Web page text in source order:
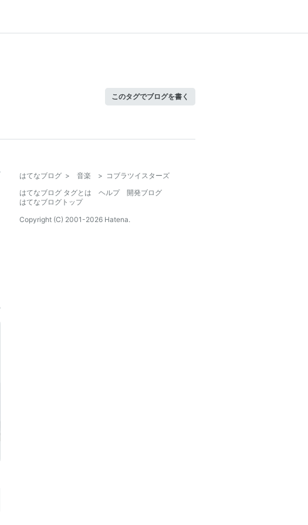
このタグでブログを書く
はてなブログ > 音楽 > コブラツイスターズ
はてなブログ タグとは
ヘルプ
開発ブログ
はてなブログトップ
Copyright (C) 2001-2026 Hatena.